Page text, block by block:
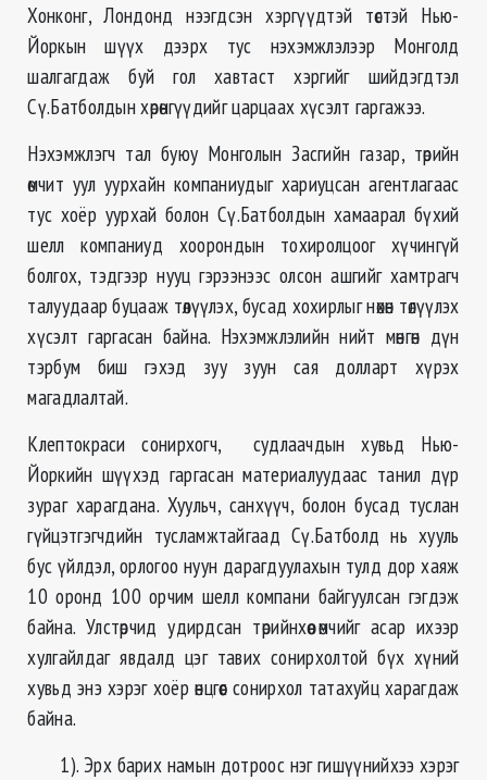
Хонконг, Лондонд нээгдсэн хэргүүдтэй төстэй Нью-
Йоркын шүүх дээрх тус нэхэмжлэлээр Монголд
шалгагдаж буй гол хавтаст хэргийг шийдэгдтэл
Сү.Батболдын хөрөнгүүдийг царцаах хүсэлт гаргажээ.
Нэхэмжлэгч тал буюу Монголын Засгийн газар, төрийн
өмчит уул уурхайн компаниудыг хариуцсан агентлагаас
тус хоёр уурхай болон Сү.Батболдын хамаарал бүхий
шелл компаниуд хоорондын тохиролцоог хүчингүй
болгох, тэдгээр нууц гэрээнээс олсон ашгийг хамтрагч
талуудаар буцааж төлүүлэх, бусад хохирлыг нөхөн төлүүлэх
хүсэлт гаргасан байна. Нэхэмжлэлийн нийт мөнгөн дүн
тэрбум биш гэхэд зуу зуун сая долларт хүрэх
магадлалтай.
Клептокраси сонирхогч, судлаачдын хувьд Нью-
Йоркийн шүүхэд гаргасан материалуудаас танил дүр
зураг харагдана. Хуульч, санхүүч, болон бусад туслан
гүйцэтгэгчдийн тусламжтайгаад Сү.Батболд нь хууль
бус үйлдэл, орлогоо нуун дарагдуулахын тулд дор хаяж
10 оронд 100 орчим шелл компани байгуулсан гэгдэж
байна. Улстөрчид удирдсан төрийнхөө өмчийг асар ихээр
хулгайлдаг явдалд цэг тавих сонирхолтой бүх хүний
хувьд энэ хэрэг хоёр өнцгөөс сонирхол татахуйц харагдаж
байна.
1). Эрх барих намын дотроос нэг гишүүнийхээ хэрэг